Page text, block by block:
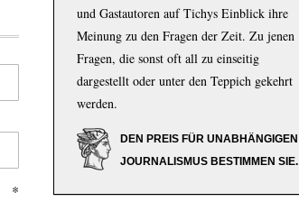
und Gastautoren auf Tichys Einblick ihre
Meinung zu den Fragen der Zeit. Zu jenen
Fragen, die sonst oft all zu einseitig
dargestellt oder unter den Teppich gekehrt
werden.
DEN PREIS FÜR UNABHÄNGIGEN
JOURNALISMUS BESTIMMEN SIE.